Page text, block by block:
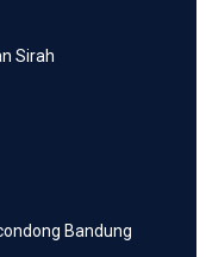
Sirah
Bandung